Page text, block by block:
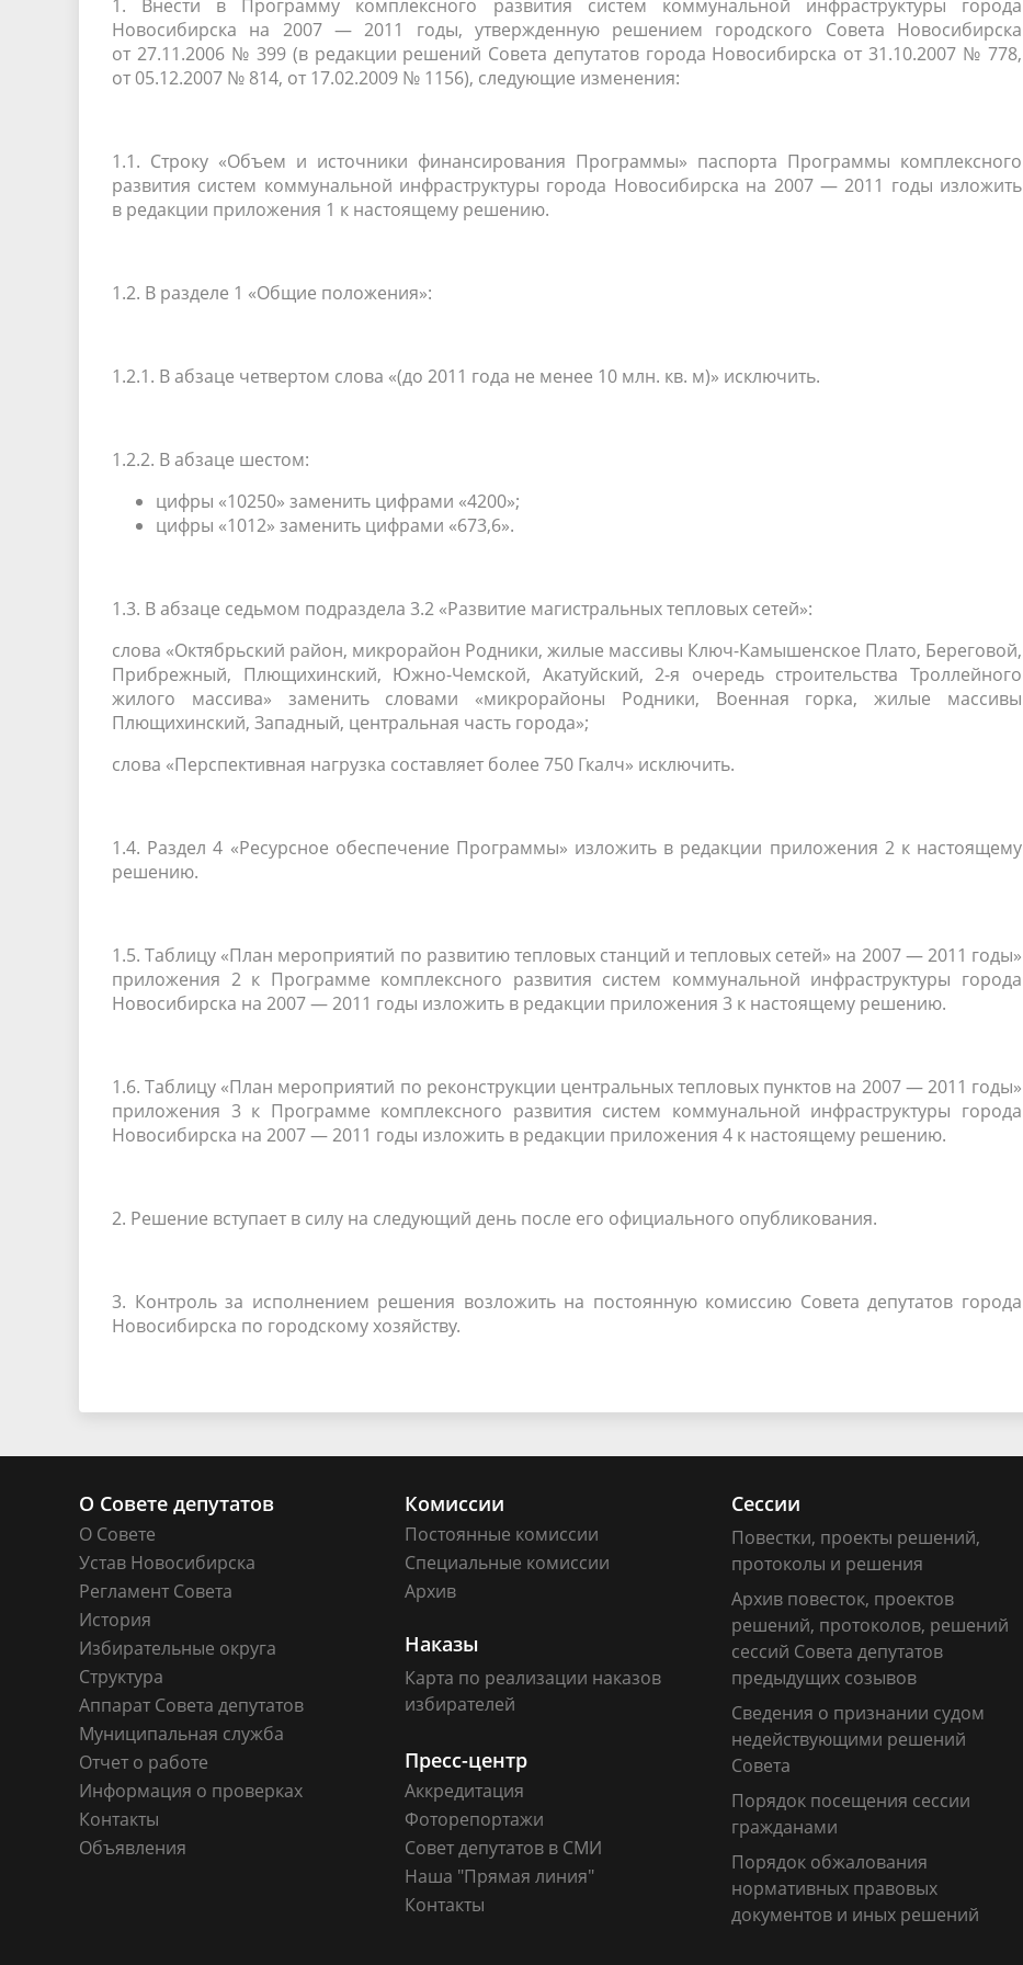
1. Внести в Программу комплексного развития систем коммунальной инфраструктуры города
Новосибирска на 2007 — 2011 годы, утвержденную решением городского Совета Новосибирска
от 27.11.2006№ 399 (в редакции решений Совета депутатов города Новосибирска от 31.10.2007№ 778,
от 05.12.2007 № 814, от 17.02.2009 № 1156), следующие изменения:
1.1. Строку «Объем и источники финансирования Программы» паспорта Программы комплексного
развития систем коммунальной инфраструктуры города Новосибирска на 2007 — 2011 годы изложить
в редакции приложения 1 к настоящему решению.
1.2. В разделе 1 «Общие положения»:
1.2.1. В абзаце четвертом слова «(до 2011 года не менее 10 млн. кв. м)» исключить.
1.2.2. В абзаце шестом:
цифры «10250» заменить цифрами «4200»;
цифры «1012» заменить цифрами «673,6».
1.3. В абзаце седьмом подраздела 3.2 «Развитие магистральных тепловых сетей»:
слова «Октябрьский район, микрорайон Родники, жилые массивы Ключ-Камышенское Плато, Береговой,
Прибрежный, Плющихинский, Южно-Чемской, Акатуйский,2-я очередь строительства Троллейного
жилого массива» заменить словами «микрорайоны Родники, Военная горка, жилые массивы
Плющихинский, Западный, центральная часть города»;
слова «Перспективная нагрузка составляет более 750 Гкалч» исключить.
1.4. Раздел 4 «Ресурсное обеспечение Программы» изложить в редакции приложения 2 к настоящему
решению.
1.5. Таблицу «План мероприятий по развитию тепловых станций и тепловых сетей» на 2007 — 2011 годы»
приложения 2 к Программе комплексного развития систем коммунальной инфраструктуры города
Новосибирска на 2007 — 2011 годы изложить в редакции приложения 3 к настоящему решению.
1.6. Таблицу «План мероприятий по реконструкции центральных тепловых пунктов на 2007 — 2011 годы»
приложения 3 к Программе комплексного развития систем коммунальной инфраструктуры города
Новосибирска на 2007 — 2011 годы изложить в редакции приложения 4 к настоящему решению.
2. Решение вступает в силу на следующий день после его официального опубликования.
3. Контроль за исполнением решения возложить на постоянную комиссию Совета депутатов города
Новосибирска по городскому хозяйству.
О Совете депутатов
О Совете
Устав Новосибирска
Регламент Совета
История
Избирательные округа
Структура
Аппарат Совета депутатов
Муниципальная служба
Отчет о работе
Информация о проверках
Контакты
Объявления
Комиссии
Постоянные комиссии
Специальные комиссии
Архив
Сессии
Повестки, проекты решений,
протоколы и решения
Архив повесток, проектов
решений, протоколов, решений
сессий Совета депутатов
предыдущих созывов
Сведения о признании судом
недействующими решений
Совета
Порядок посещения сессии
гражданами
Порядок обжалования
нормативных правовых
документов и иных решений
Наказы
Карта по реализации наказов
избирателей
Пресс-центр
Аккредитация
Фоторепортажи
Совет депутатов в СМИ
Наша "Прямая линия"
Контакты